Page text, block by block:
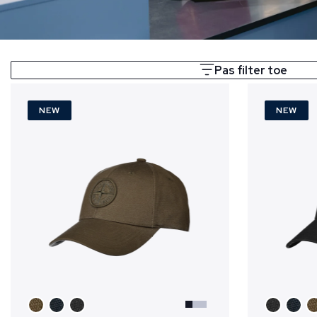
Pas filter toe
NEW NEW